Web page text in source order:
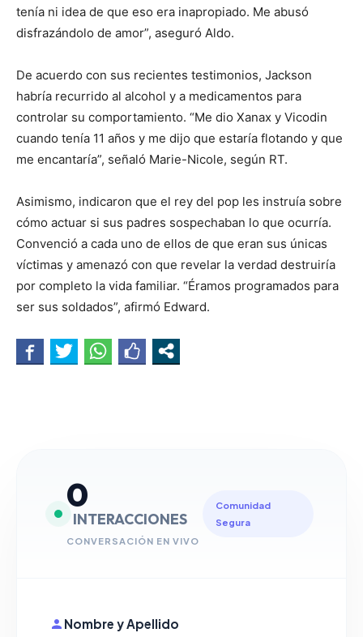
tenía ni idea de que eso era inapropiado. Me abusó
disfrazándolo de amor”, aseguró Aldo.
De acuerdo con sus recientes testimonios, Jackson
habría recurrido al alcohol y a medicamentos para
controlar su comportamiento. “Me dio Xanax y Vicodin
cuando tenía 11 años y me dijo que estaría flotando y que
me encantaría”, señaló Marie-Nicole, según RT.
Asimismo, indicaron que el rey del pop les instruía sobre
cómo actuar si sus padres sospechaban lo que ocurría.
Convenció a cada uno de ellos de que eran sus únicas
víctimas y amenazó con que revelar la verdad destruiría
por completo la vida familiar. “Éramos programados para
ser sus soldados”, afirmó Edward.
0
INTERACCIONES
CONVERSACIÓN EN VIVO
Comunidad
Segura
Nombre y Apellido